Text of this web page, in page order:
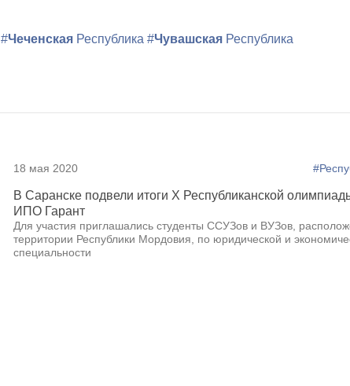
#Чеченская Республика #Чувашская Республика
18 мая 2020
В Саранске подвели итоги X Республиканской
ИПО Гарант
Для участия приглашались студенты ССУЗов и ВУЗов,
территории Республики Мордовия, по юридической и
специальности